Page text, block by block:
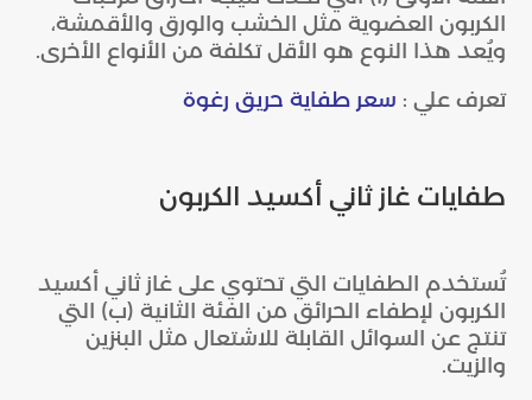
الكربون العضوية مثل الخشب والورق والأقمشة،
ويُعد هذا النوع هو الأقل تكلفة من الأنواع الأخرى.
تعرف علي : سعر طفاية حريق رغوة
طفايات غاز ثاني أكسيد الكربون
تُستخدم الطفايات التي تحتوي على غاز ثاني أكسيد
الكربون لإطفاء الحرائق من الفئة الثانية (ب) التي
تنتج عن السوائل القابلة للاشتعال مثل البنزين
والزيت.